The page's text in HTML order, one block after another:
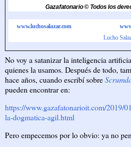
Gazafatonario © Todos los
www.luchosalazar.com
Lucho
No voy a satanizar la inteligencia
quienes la usamos. Después de todo,
hace años, cuando escribí sobre
pueden encontrar en:
https://www.gazafatonarioit.com/2019/
la-dogmatica-agil.html
Pero empecemos por lo obvio: ya no